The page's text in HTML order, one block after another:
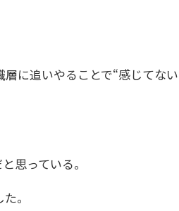
に追いやることで“感じてな
思っている。
。